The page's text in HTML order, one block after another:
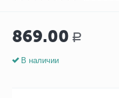
869.00 Р
В наличии